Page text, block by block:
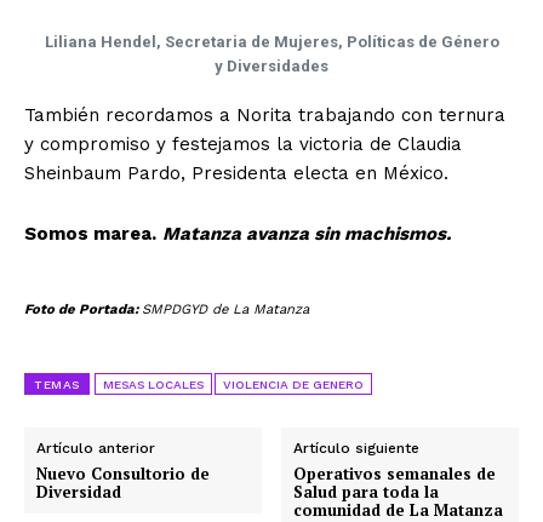
Liliana Hendel, Secretaria de Mujeres, Políticas de Género
y Diversidades
También recordamos a Norita trabajando con ternura
y compromiso y festejamos la victoria de Claudia
Sheinbaum Pardo, Presidenta electa en México.
Somos marea. Matanza avanza sin machismos.
Foto de Portada: SMPDGYD de La Matanza
TEMAS MESAS LOCALES VIOLENCIA DE GENERO
Artículo anterior
Nuevo Consultorio de
Diversidad
Artículo siguiente
Operativos semanales de
Salud para toda la
comunidad de La Matanza